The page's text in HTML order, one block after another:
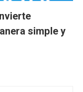
simple y